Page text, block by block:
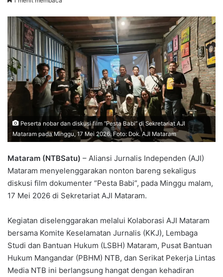
Peserta nobar dan diskusi film “Pesta Babi” di Sekretariat AJI
Mataram pada Minggu, 17 Mei 2026. Foto: Dok. AJI Mataram
Mataram (NTBSatu) – Aliansi Jurnalis Independen (AJI)
Mataram menyelenggarakan nonton bareng sekaligus
diskusi film dokumenter “Pesta Babi”, pada Minggu malam,
17 Mei 2026 di Sekretariat AJI Mataram.
Kegiatan diselenggarakan melalui Kolaborasi AJI Mataram
bersama Komite Keselamatan Jurnalis (KKJ), Lembaga
Studi dan Bantuan Hukum (LSBH) Mataram, Pusat Bantuan
Hukum Mangandar (PBHM) NTB, dan Serikat Pekerja Lintas
Media NTB ini berlangsung hangat dengan kehadiran